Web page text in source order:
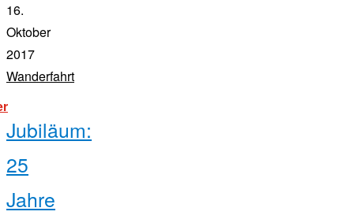
nach:
16.
Oktober
2017
Wanderfahrt
"werra
und
weser
mit
pirat
und
donau
linz"
Jubiläum:
25
Jahre